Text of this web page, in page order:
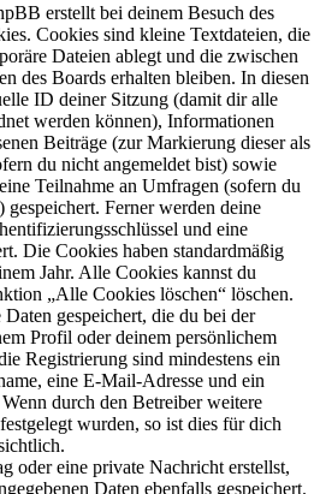
erstellt bei deinem Besuch des
Cookies sind kleine Textdateien, die
Dateien ablegt und die zwischen
des Boards erhalten bleiben. In diesen
ID deiner Sitzung (damit dir alle
werden können), Informationen
Beiträge (zur Markierung dieser als
du nicht angemeldet bist) sowie
Teilnahme an Umfragen (sofern du
gespeichert. Ferner werden deine
und eine
Die Cookies haben standardmäßig
Jahr. Alle Cookies kannst du
„Alle Cookies löschen“ löschen.
gespeichert, die du bei der
Profil oder deinem persönlichem
Registrierung sind mindestens ein
eine E-Mail-Adresse und ein
durch den Betreiber weitere
wurden, so ist dies für dich
oder eine private Nachricht erstellst,
Daten ebenfalls gespeichert.